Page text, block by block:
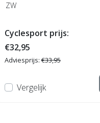
ZW
Cyclesport prijs:
€32,95
Adviesprijs: €33,95
Vergelijk